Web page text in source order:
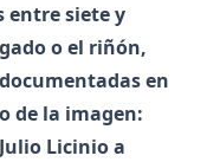
entre siete y
o el riñón,
en
de la imagen:
Licinio a